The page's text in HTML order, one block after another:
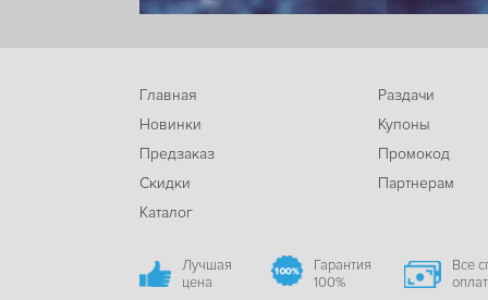
Главная
Новинки
Предзаказ
Скидки
Каталог
Раздачи
Купоны
Промокод
Партнерам
Лучшая
цена
Гарантия
100%
Все